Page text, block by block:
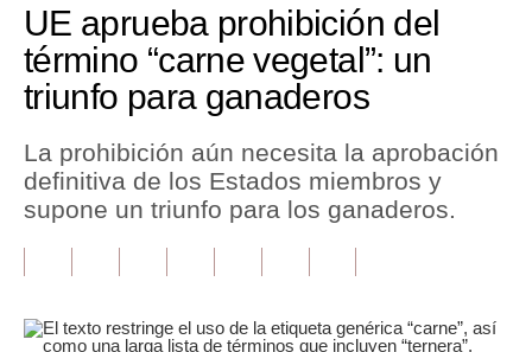
Economía
Mercados
Política
Tu Dinero
Finanzas Personales
Inmobiliarias
UE aprueba prohibición del
término “carne vegetal”: un
triunfo para ganaderos
La prohibición aún necesita la aprobación
definitiva de los Estados miembros y
supone un triunfo para los ganaderos.